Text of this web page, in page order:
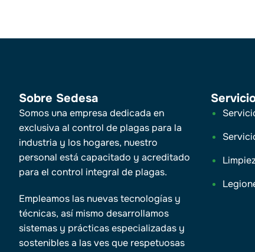
Sobre Sedesa
Somos una empresa dedicada en
exclusiva al control de plagas para la
industria y los hogares, nuestro
personal está capacitado y acreditado
para el control integral de plagas.
Empleamos las nuevas tecnologías y
técnicas, así mismo desarrollamos
sistemas y prácticas especializadas y
sostenibles a las ves que respetuosas